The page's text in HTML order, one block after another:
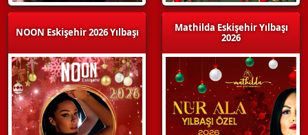
NOON Eskişehir 2026 Yılbaşı
Mathilda Eskişehir Yılbaşı
2026